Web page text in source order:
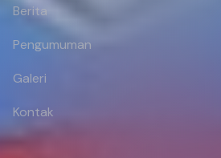
Berita
Pengumuman
Galeri
Kontak